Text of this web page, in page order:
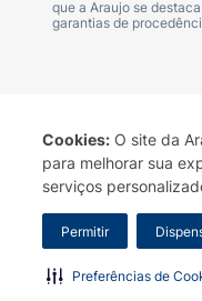
Cookies: O site da
para melhorar sua
serviços
Permitir
Preferências de
Ammy é
com
É
que a Araujo se
garantias de
Termo de Uso
A Drogaria Araujo S/A
marca. Para sua
Araujo S.A. Em caso
Razão Social: Drogaria
0300.313.1010 e (31)